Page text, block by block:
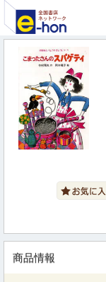
商品情報